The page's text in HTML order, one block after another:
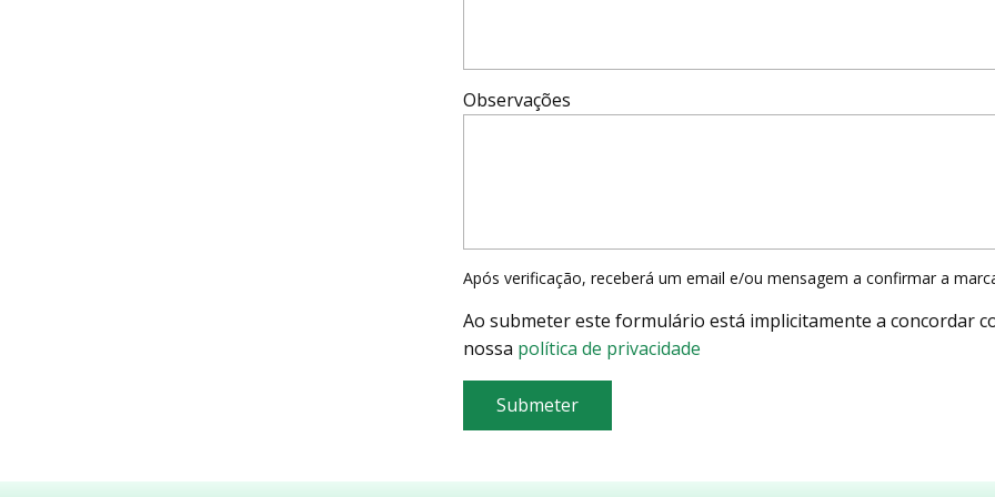
Observações
Após verificação, receberá um email e/ou mensagem a confirmar a
Ao submeter este formulário está implicitamente a concordar
nossa política de privacidade
Submeter